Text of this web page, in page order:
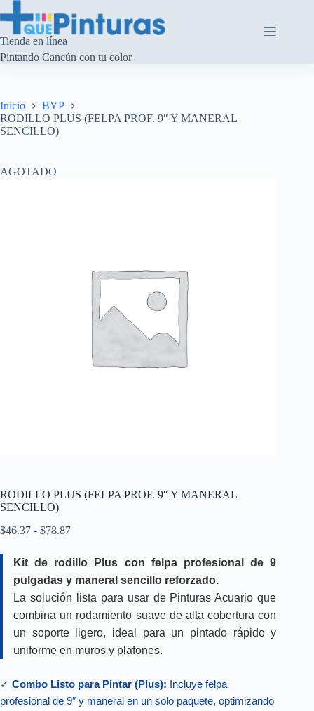
al
contenido
Tienda en línea
Pintando Cancún con tu color
Inicio
BYP
RODILLO PLUS (FELPA PROF. 9″ Y MANERAL
SENCILLO)
AGOTADO
RODILLO PLUS (FELPA PROF. 9″ Y MANERAL
SENCILLO)
$46.37 - $78.87Rango
desde
$46.37
hasta
$78.87
Kit de rodillo Plus con felpa profesional de 9
pulgadas y maneral sencillo reforzado.
La solución lista para usar de Pinturas Acuario que
combina un rodamiento suave de alta cobertura con
un soporte ligero, ideal para un pintado rápido y
uniforme en muros y plafones.
✓ Combo Listo para Pintar (Plus): Incluye felpa
profesional de 9″ y maneral en un solo paquete, optimizando